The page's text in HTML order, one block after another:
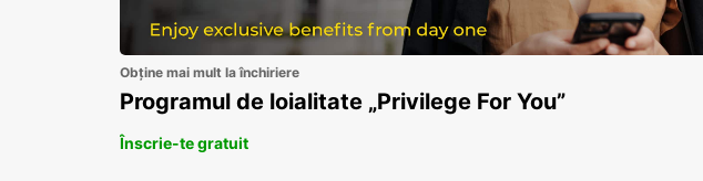
Obține mai mult la închiriere
Programul de loialitate „Privilege For You”
Înscrie-te gratuit